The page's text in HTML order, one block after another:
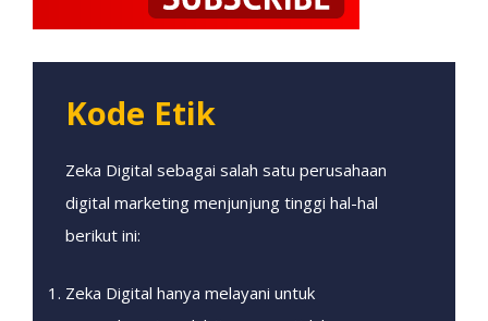
Kode Etik
Zeka Digital sebagai salah satu perusahaan
digital marketing menjunjung tinggi hal-hal
berikut ini:
Zeka Digital hanya melayani untuk